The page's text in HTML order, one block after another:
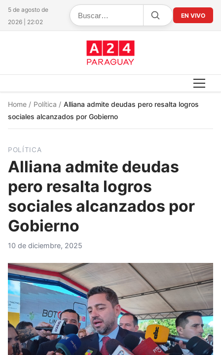
5 de agosto de
2026 | 22:02
EN VIVO
Home / Política / Alliana admite deudas pero resalta logros
sociales alcanzados por Gobierno
POLÍTICA
Alliana admite deudas
pero resalta logros
sociales alcanzados por
Gobierno
10 de diciembre, 2025